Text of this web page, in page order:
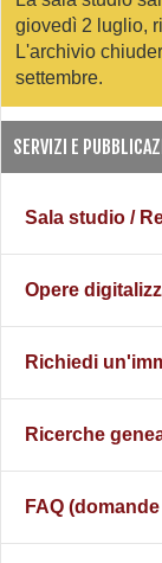
giovedì 2 luglio,
L'archivio
settembre.
SERVIZI E
Sala studio /
Opere
Richiedi
Ricerche
FAQ